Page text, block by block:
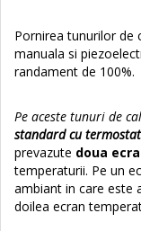
Pornirea tunurilor de
manuala si
randament de 100%.
Pe aceste tunuri de
standard cu
prevazute doua
temperaturii. Pe un
ambiant in care este
doilea ecran